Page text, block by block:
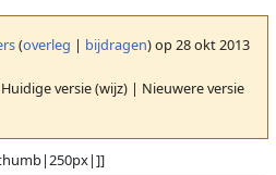
(overleg | bijdragen)op 28 okt 2013
versie (wijz) | Nieuwere versie